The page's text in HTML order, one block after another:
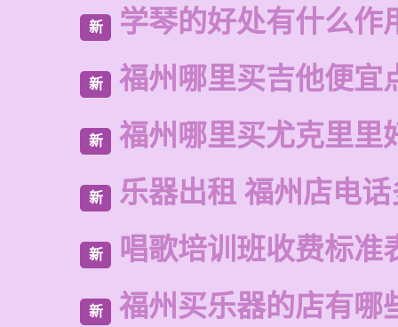
新 学琴的好处有什么作
新 福州哪里买吉他便宜
新 福州哪里买尤克里里
新 乐器出租 福州店电
新 唱歌培训班收费标准
新 福州买乐器的店有哪